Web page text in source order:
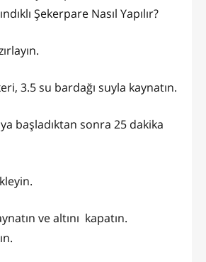
Şekerpare Nasıl Yapılır?
3.5 su bardağı suyla kaynatın.
başladıktan sonra 25 dakika
ve altını kapatın.